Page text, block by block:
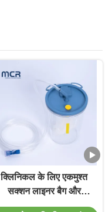
क्लिनिकल के लिए एकमुश्त
सक्शन लाइनर बैग और
कैनिस्टर